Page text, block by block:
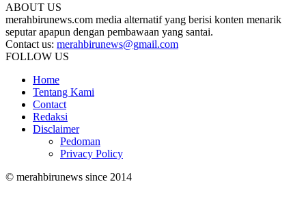
ABOUT US
merahbirunews.com media alternatif yang berisi konten menarik
seputar apapun dengan pembawaan yang santai.
Contact us: merahbirunews@gmail.com
FOLLOW US
Home
Tentang Kami
Contact
Redaksi
Disclaimer
Pedoman
Privacy Policy
© merahbirunews since 2014